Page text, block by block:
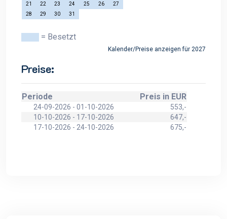
21
22 23 24 25 26
27
28
29 30 31
= Besetzt
Kalender/Preise anzeigen für 2027
Preise:
Periode Preis in EUR
24-09-2026 - 01-10-2026
553,-
10-10-2026 - 17-10-2026
647,-
17-10-2026 - 24-10-2026
675,-